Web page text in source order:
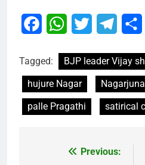
FacebookWhatsApp
Twitter
Tagged: BJP leader Vijay
hujure Nagar
palle Pragathi
satirical
Previous: